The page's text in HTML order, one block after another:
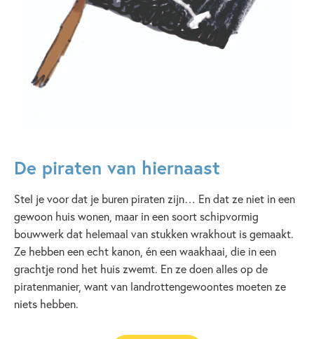
De piraten van hiernaast
Stel je voor dat je buren piraten zijn… En dat ze niet in een
gewoon huis wonen, maar in een soort schipvormig
bouwwerk dat helemaal van stukken wrakhout is gemaakt.
Ze hebben een echt kanon, én een waakhaai, die in een
grachtje rond het huis zwemt. En ze doen alles op de
piratenmanier, want van landrottengewoontes moeten ze
niets hebben.